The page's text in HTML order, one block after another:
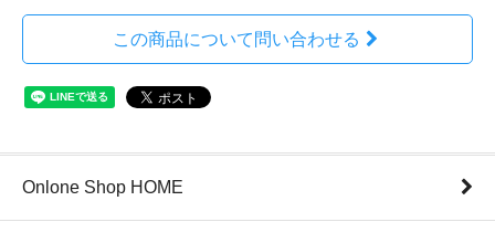
この商品について問い合わせる
Onlone Shop HOME